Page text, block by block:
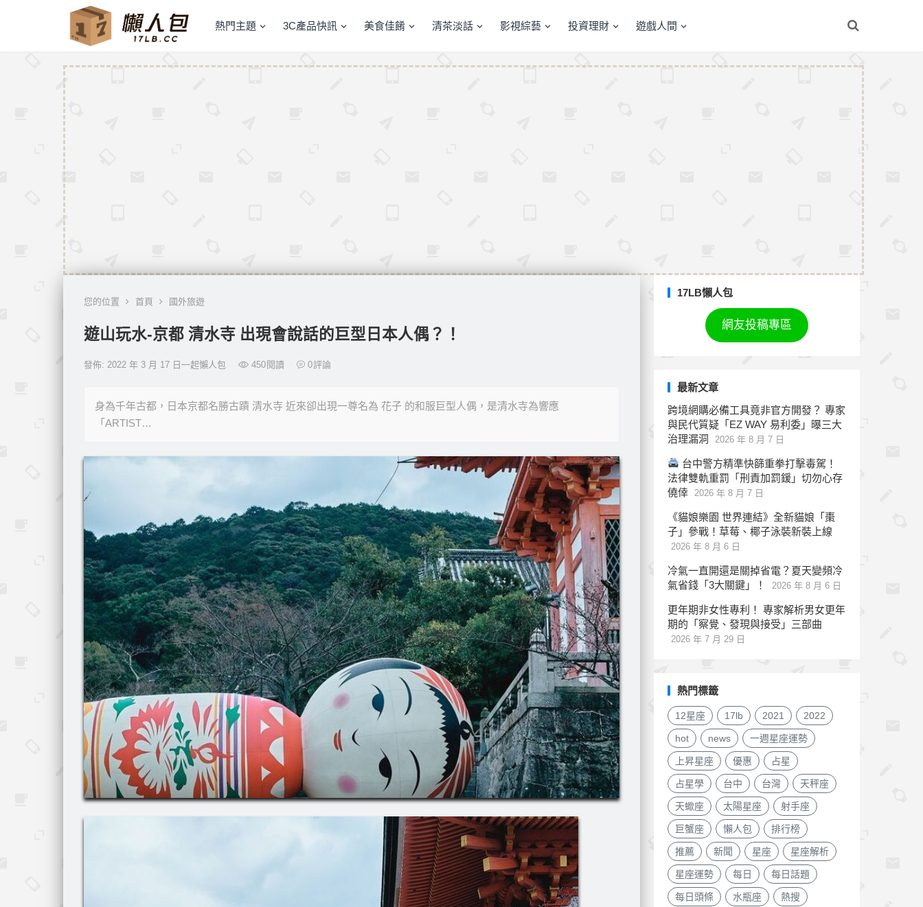
熱門主題 3C產品快訊 美食佳餚 清茶淡話 影視綜藝 投資理財 遊戲人間
您的位置 首頁 國外旅遊
遊山玩水-京都 清水寺 出現會說話的巨型日本人偶？！
發佈: 2022 年 3 月 17 日一起懶人包 450 閱讀 0評論
身為千年古都，日本京都名勝古蹟 清水寺 近來卻出現一尊名為 花子 的和服巨型人偶，是清水寺為響應
「ARTIST…
17LB懶人包
網友投稿專區
最新文章
跨境網購必備工具竟非官方開發？ 專家
與民代質疑「EZ WAY 易利委」曝三大
治理漏洞
2026 年 8 月 7 日
台中警方精準快篩重拳打擊毒駕！
法律雙軌重罰「刑責加罰鍰」切勿心存
僥倖
2026 年 8 月 7 日
《貓娘樂園 世界連結》全新貓娘「棗
子」參戰！草莓、椰子泳裝新裝上線
2026 年 8 月 6 日
冷氣一直開還是關掉省電？夏天變頻冷
氣省錢「3大關鍵」！
2026 年 8 月 6 日
更年期非女性專利！ 專家解析男女更年
期的「察覺、發現與接受」三部曲
2026 年 7 月 29 日
熱門標籤
12星座 17lb 2021 2022
hot news 一週星座運勢
上昇星座 優惠 占星
占星學 台中 台灣 天秤座
天蠍座 太陽星座 射手座
巨蟹座 懶人包 排行榜
推薦 新聞 星座 星座解析
星座運勢 每日 每日話題
每日頭條 水瓶座 熱搜